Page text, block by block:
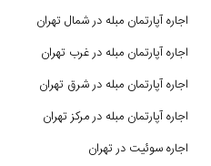
اجاره آپارتمان مبله در شمال تهران
اجاره آپارتمان مبله در غرب تهران
اجاره آپارتمان مبله در شرق تهران
اجاره آپارتمان مبله در مرکز تهران
اجاره سوئیت در تهران